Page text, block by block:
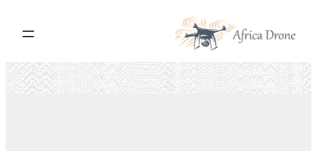
المحتوى